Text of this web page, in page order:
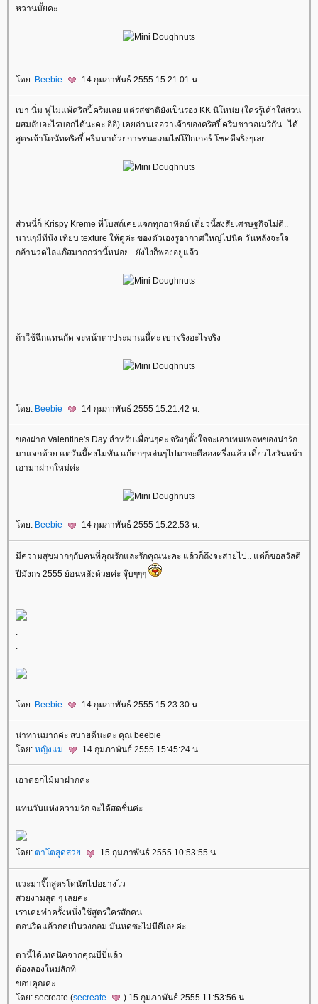
หวานมั้ยคะ
ดย: Beebie 14 กุมภาพันธ์ 2555 15:21:01 น.
เบา นิ่ม ฟูไม่แพ้คริสปี้ครีมเลย แต่รสชาติยังเป็นรอง KK นิโหน่ย (ใครรู้เค้าใส่ส่วน
ผสมลับอะไรบอกได้นะคะ อิอิ) เคยอ่านเจอว่าเจ้าของคริสปี้ครีมชาวอเมริกัน.. ได้
สูตรเจ้าโดนัทคริสปี้ครีมมาด้วยการชนะเกมไพ่โป๊กเกอร์ โชคดีจริงๆเล
ส่วนนี่ก็ Krispy Kreme ที่โบสถ์เคยแจกทุกอาทิตย์ เดี๋ยวนี้สงสัยเศรษฐกิจไม่ดี..
นานๆมีทีนึง เทียบ texture ให้ดูค่ะ ของตัวเองรูอากาศใหญ่ไปนิด วันหลังจะใจ
กล้านวดไล่แก๊สมากกว่านี้หน่อย.. ยังไงก็พองอยู่แล้ว
ถ้าใช้ฉีกแทนกัด จะหน้าตาประมาณนี้ค่ะ เบาจริงอะไรจริง
ดย: Beebie 14 กุมภาพันธ์ 2555 15:21:42 น.
ของฝาก Valentine's Day สำหรับเพื่อนๆค่ะ จริงๆตั้งใจจะเอาเทมเพลทของน่ารัก
มาแจกด้วย แต่วันนี้คงไม่ทัน แก้ตกๆหล่นๆไปมาจะตีสองครึ่งแล้ว เดี๋ยวไงวันหน้า
เอามาฝากใหม่ค่ะ
ดย: Beebie 14 กุมภาพันธ์ 2555 15:22:53 น.
มีความสุขมากๆกับคนที่คุณรักและรักคุณนะคะ แล้วก็ถึงจะสายไป.. แต่ก็ขอสวัสดี
ปีมังกร 2555 ย้อนหลังด้วยค่ะ จุ๊บๆๆๆ
ดย: Beebie 14 กุมภาพันธ์ 2555 15:23:30 น.
น่าทานมากค่ะ สบายดีนะคะ คุณ beebie
ดย: หญิงแม่ 14 กุมภาพันธ์ 2555 15:45:24 น.
เอาดอกไม้มาฝากค่ะ
ทนวันแห่งความรัก จะได้สดชื่นค่ะ
ดย: ตาโตสุดสว 15 กุมภาพันธ์ 2555 10:53:55 น.
วะมาจิ๊กสูตรโดนัทไปอย่างไว
สวยงามสุด ๆ เลยค่ะ
เราเคยทำครั้งหนึ่งใช้สูตรใครสักคน
ตอนรีดแล้วกดเป็นวงกลม มันหดซะไม่มีดีเลยค่ะ
ตานี้ได้เทคนิคจากคุณบีบี๋แล้ว
ต้องลองใหม่สักที
ขอบคุณค่ะ
ดย: secreate (secreate ) 15 กุมภาพันธ์ 2555 11:53:56 น.